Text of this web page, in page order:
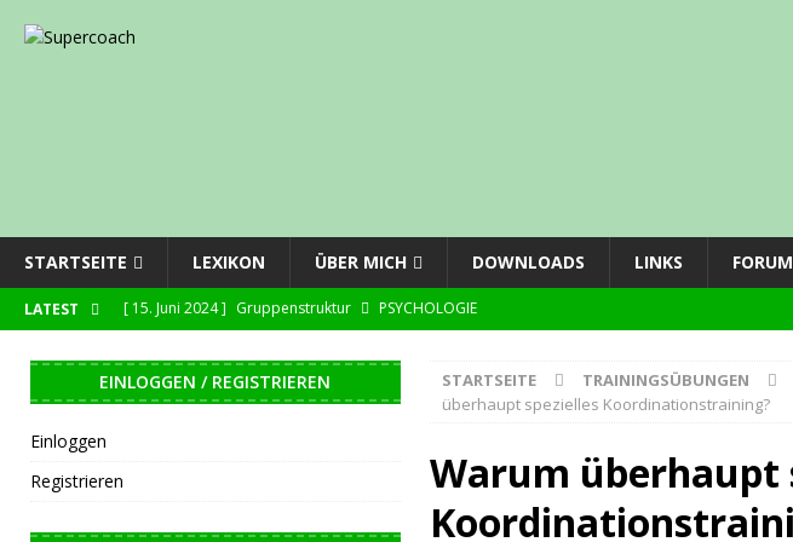
STARTSEITE LEXIKON ÜBER MICH DOWNLOADS LINKS FORUM
LATEST [ 15. Juni 2024 ] Gruppenstruktur
PSYCHOLOGIE
[ 22. Mai 2023 ] Löschen von Benutzerkonten
NEWS
ZUSAMMENSPIEL
STARTSEITE TRAININGSÜBUNGEN
überhaupt spezielles Koordinationstraining?
Warum überhaupt
EINLOGGEN / REGISTRIEREN
Einloggen
Registrieren